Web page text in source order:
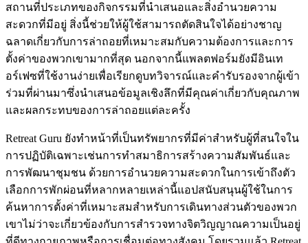
สถานที่ประเภทของกิจกรรมที่นำเสนอและสิ่งอำนวยความ
สะดวกที่มีอยู่ สิ่งนี้ช่วยให้ผู้ใช้สามารถตัดสินใจได้อย่างชาญ
ฉลาดเกี่ยวกับการล่าถอยที่เหมาะสมกับความต้องการและการ
ตั้งค่าของพวกเขามากที่สุด นอกจากนี้แพลตฟอร์มยังมีอินเท
อร์เฟซที่ใช้งานง่ายเพื่อเรียกดูบทวิจารณ์และคำรับรองจากผู้เข้า
ร่วมที่ผ่านมาซึ่งนำเสนอข้อมูลเชิงลึกที่มีคุณค่าเกี่ยวกับคุณภาพ
และผลกระทบของการล่าถอยแต่ละครั้ง
Retreat Guru ยังทำหน้าที่เป็นทรัพยากรที่มีค่าสำหรับผู้ที่สนใจใน
การปฏิบัติเฉพาะเช่นการทำสมาธิการสร้างความสัมพันธ์และ
การพัฒนาชุมชน ด้วยการอำนวยความสะดวกในการเข้าถึงตัว
เลือกการพักผ่อนที่หลากหลายเหล่านี้แอปสนับสนุนผู้ใช้ในการ
ค้นหาการตั้งค่าที่เหมาะสมสำหรับการเดินทางส่วนตัวของพวก
เขาไม่ว่าจะเกี่ยวข้องกับการสำรวจทางจิตวิญญาณความเป็นอยู่